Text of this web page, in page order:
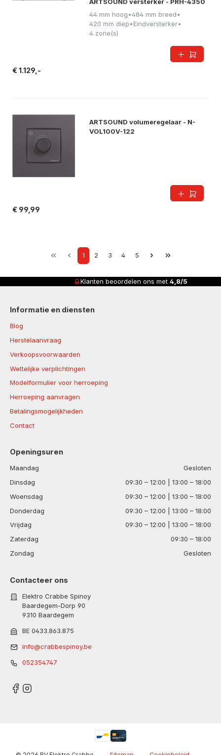
ARTSOUND versterker - PRH-4350
44 mm hoog•484 mm breed•
420 mm diep•Eindversterker•
4 zone(s)
€ 1.129,-
ARTSOUND volumeregelaar - N-
VOL100V-122
€ 99,99
Page
1 Page
2 Page
3 Page
4 Page
5
Klanten beoordelen ons met4,8/5
Informatie en diensten
Blog
Herstelaanvraag
Verkoopsvoorwaarden
Wettelijke verplichtingen
Modelformulier voor herroeping
Herroeping aanvragen
Betalingsmogelijkheden
Contact
Openingsuren
Maandag
Gesloten
Dinsdag
09:30 – 12:00 | 13:00 – 18:00
Woensdag
09:30 – 12:00 | 13:00 – 18:00
Donderdag
09:30 – 12:00 | 13:00 – 18:00
Vrijdag
09:30 – 12:00 | 13:00 – 18:00
Zaterdag
09:30 – 18:00
Zondag
Gesloten
Contacteer ons
Elektro Crabbe Spinoy
Baardegem-Dorp 90
9310 Baardegem
BE 0433.863.875
info@crabbespinoy.be
052354747